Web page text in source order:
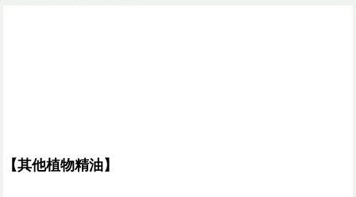
【其他植物精油】